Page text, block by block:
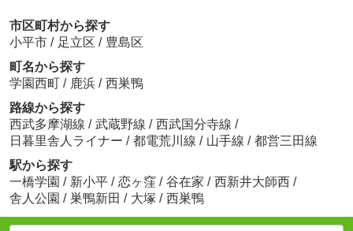
市区町村から探す
小平市 / 足立区 / 豊島区
町名から探す
学園西町 / 鹿浜 / 西巣鴨
路線から探す
西武多摩湖線 / 武蔵野線 / 西武国分寺線 /
日暮里舎人ライナー / 都電荒川線 / 山手線 / 都営三田線
駅から探す
一橋学園 / 新小平 / 恋ヶ窪 / 谷在家 / 西新井大師西 /
舎人公園 / 巣鴨新田 / 大塚 / 西巣鴨